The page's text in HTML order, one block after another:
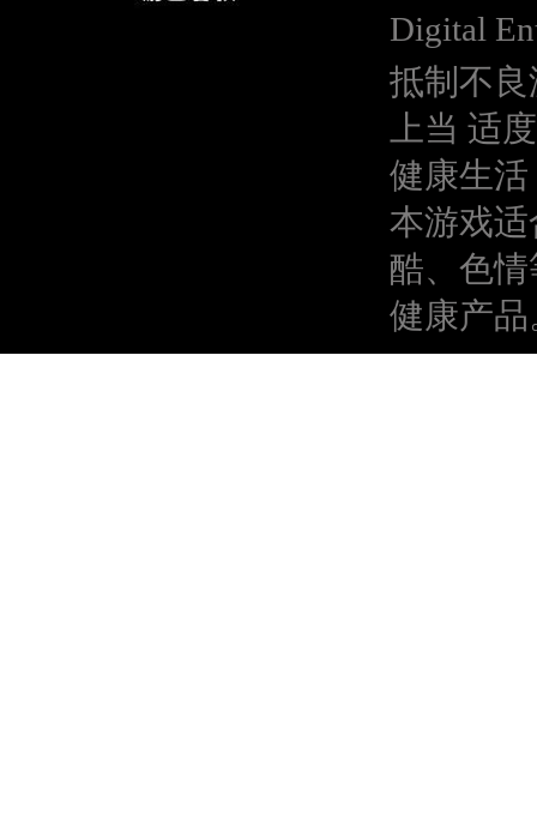
Digital
抵制不
上当 适
健康生活
本游戏
酷、色
健康产品